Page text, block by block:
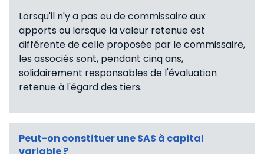
Lorsqu'il n'y a pas eu de commissaire aux
apports ou lorsque la valeur retenue est
différente de celle proposée par le commissaire,
les associés sont, pendant cinq ans,
solidairement responsables de l'évaluation
retenue à l'égard des tiers.
Peut-on constituer une SAS à capital